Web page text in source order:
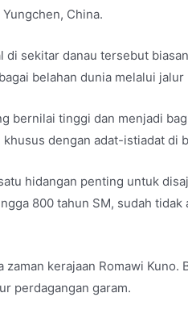
China.
di sekitar danau tersebut
belahan dunia melalui jalur
bernilai tinggi dan menjadi
dengan adat-istiadat di
hidangan penting untuk
800 tahun SM, sudah tidak
kerajaan Romawi
perdagangan garam.